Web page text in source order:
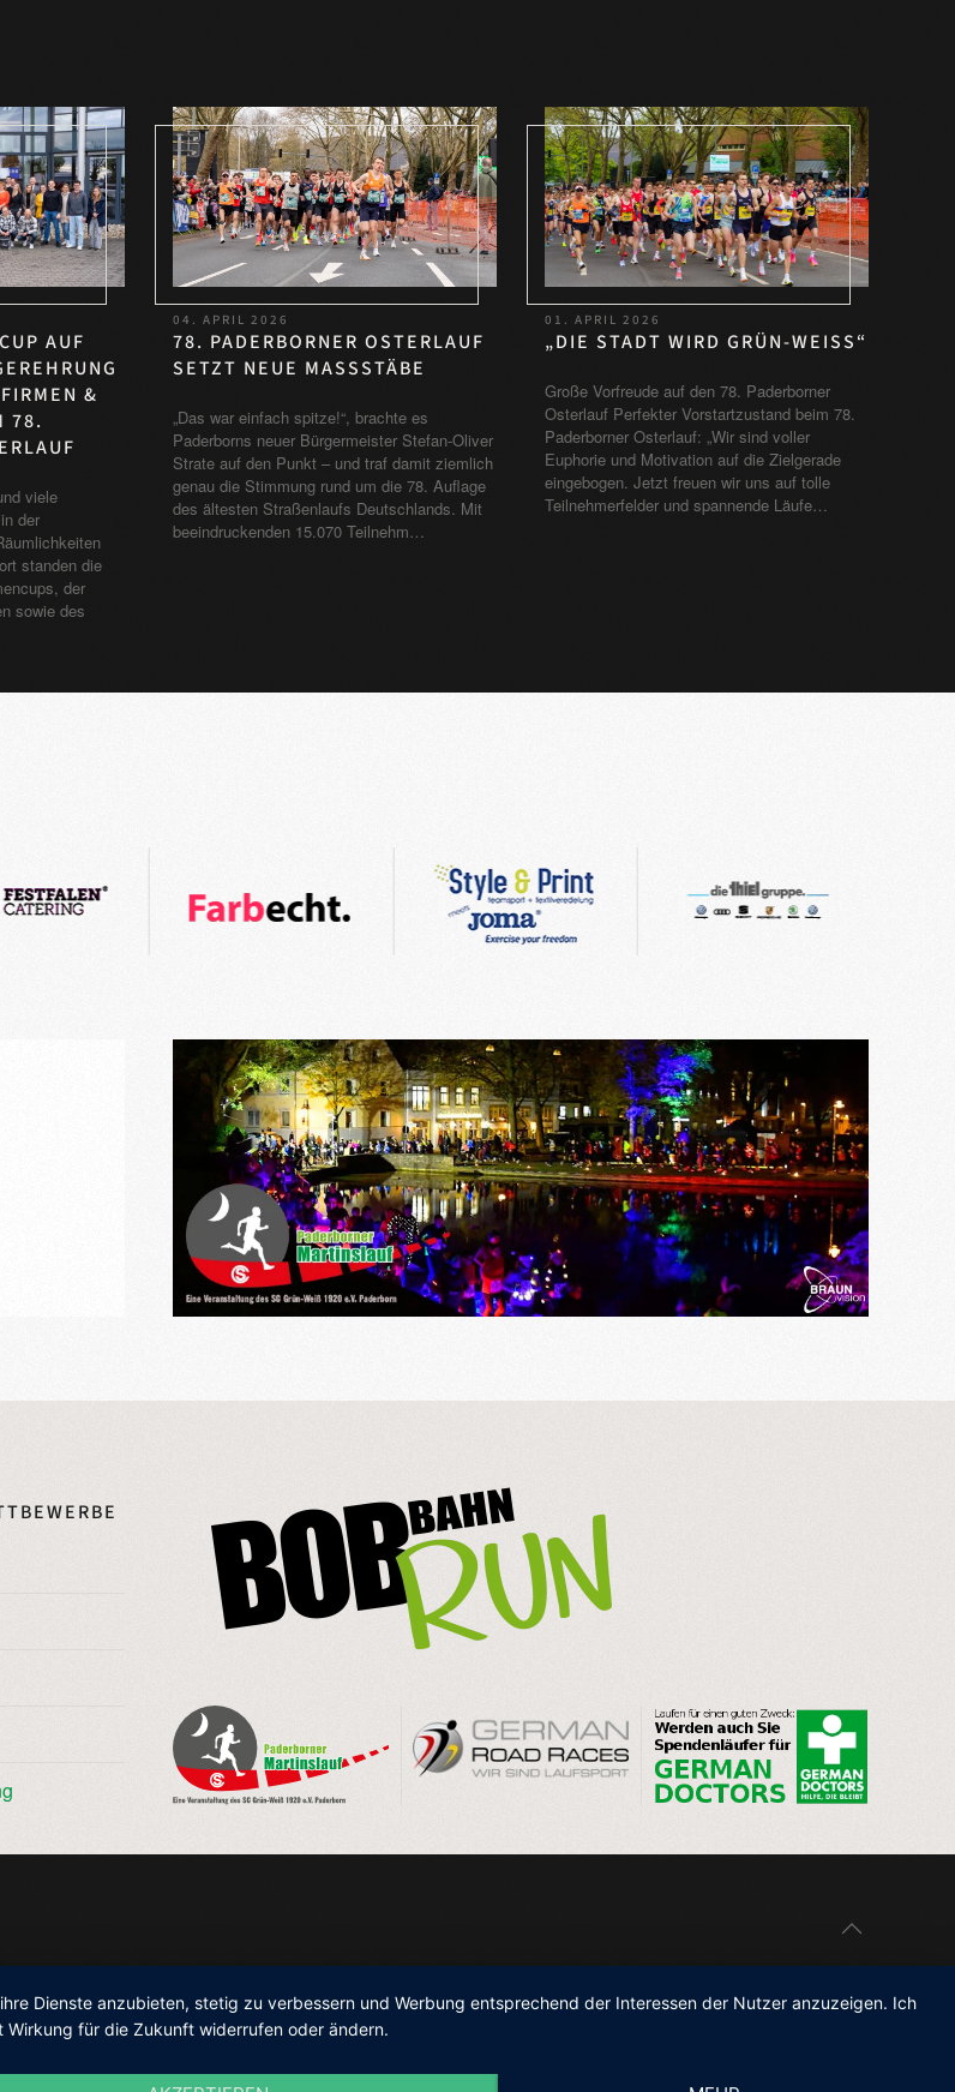
AUF
&
78.
viele
der
standen die
der
sowie des
04. APRIL 2026
78. PADERBORNER OSTERLAUF
SETZT NEUE MASSSTÄBE
„Das war einfach spitze!“, brachte es
Paderborns neuer Bürgermeister Stefan-Oliver
Strate auf den Punkt – und traf damit ziemlich
genau die Stimmung rund um die 78. Auflage
des ältesten Straßenlaufs Deutschlands. Mit
beeindruckenden 15.070 Teilnehm…
01. APRIL 2026
„DIE STADT WIRD GRÜN-WEISS“
Große Vorfreude auf den 78. Paderborner
Osterlauf Perfekter Vorstartzustand beim 78.
Paderborner Osterlauf: „Wir sind voller
Euphorie und Motivation auf die Zielgerade
eingebogen. Jetzt freuen wir uns auf tolle
Teilnehmerfelder und spannende Läufe…
Dienste anzubieten, stetig zu verbessern und Werbung entsprechend der Interessen der Nutzer anzuzeigen. Ich
für die Zukunft widerrufen oder ändern.